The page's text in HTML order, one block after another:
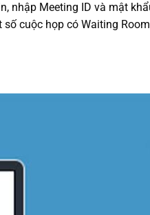
nhập Meeting ID và mật
cuộc họp có Waiting